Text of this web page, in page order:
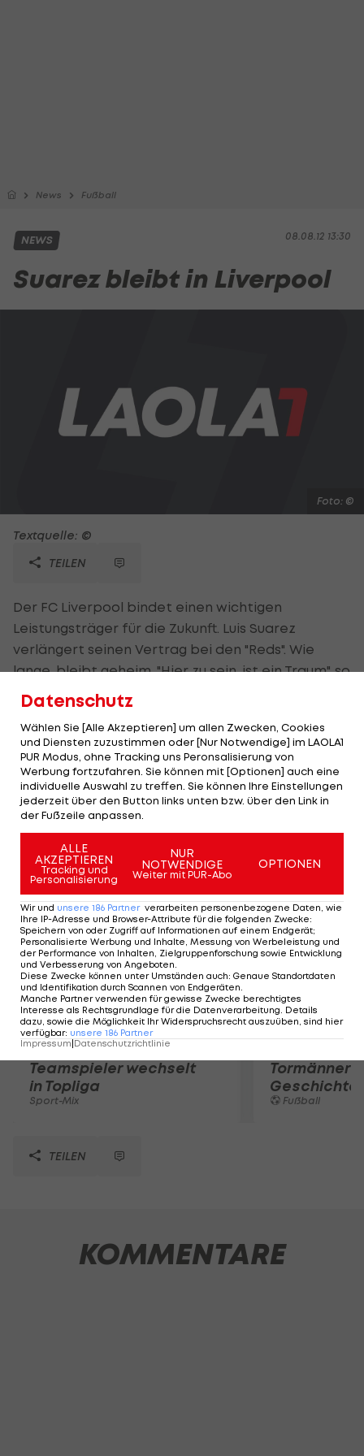
News Fußball
08.08.12 13:30
NEWS
Suarez bleibt in Liverpool
Foto: ©
Textquelle: ©
TEILEN
Der FC Liverpool bindet einen wichtigen
Leistungsträger für die Zukunft. Luis Suarez
verlängert seinen Vertrag bei den "Reds". Wie
lange, bleibt geheim. "Hier zu sein, ist ein Traum", so
der 25-Jährige. Der 52-fache Nationalstürmer von
Uruguay kam im Jänner 2011 von Ajax Amsterdam
in die Hafenstadt. Seitdem erzielte er in 52
Spielen 21 Tore. "Luis ist einer der besten Stürmer
der Welt, er ist ein Sieger. Ich bin über seine
Unterschrift sehr froh", streut Liverpool-Trainer
Brendan Rogers Rosen.
Mehr zum Thema
Karrieresprung! ÖVV-
Teamspieler wechselt
in Topliga
Sport-Mix
Tormänner
Geschichte
Fußball
TEILEN
KOMMENTARE
Datenschutz
Wählen Sie [Alle Akzeptieren] um allen Zwecken, Cookies
und Diensten zuzustimmen oder [Nur Notwendige] im LAOLA1
PUR Modus, ohne Tracking uns Peronsalisierung von
Werbung fortzufahren. Sie können mit [Optionen] auch eine
individuelle Auswahl zu treffen. Sie können Ihre Einstellungen
jederzeit über den Button links unten bzw. über den Link in
der Fußzeile anpassen.
ALLE
AKZEPTIEREN
Tracking und
Personalisierung
NUR
NOTWENDIGE
Weiter mit PUR-Abo
OPTIONEN
Wir und unsere 186 Partner verarbeiten personenbezogene Daten, wie
Ihre IP-Adresse und Browser-Attribute für die folgenden Zwecke:
Speichern von oder Zugriff auf Informationen auf einem Endgerät;
Personalisierte Werbung und Inhalte, Messung von Werbeleistung und
der Performance von Inhalten, Zielgruppenforschung sowie Entwicklung
und Verbesserung von Angeboten.
Diese Zwecke können unter Umständen auch: Genaue Standortdaten
und Identifikation durch Scannen von Endgeräten.
Manche Partner verwenden für gewisse Zwecke berechtigtes
Interesse als Rechtsgrundlage für die Datenverarbeitung. Details
dazu, sowie die Möglichkeit Ihr Widerspruchsrecht auszuüben, sind hier
verfügbar: unsere 186 Partner
Impressum Datenschutzrichtlinie